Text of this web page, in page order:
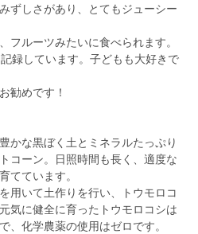
ずしさがあり、とてもジューシー
フルーツみたいに食べられます。
録しています。子どもも大好きで
勧めです！
かな黒ぼく土とミネラルたっぷり
コーン。日照時間も長く、適度な
てています。
用いて土作りを行い、トウモロコ
気に健全に育ったトウモロコシは
、化学農薬の使用はゼロです。